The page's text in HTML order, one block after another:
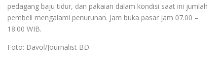
pedagang baju tidur, dan pakaian dalam kondisi saat ini jumlah
pembeli mengalami penurunan. Jam buka pasar jam 07.00 –
18.00 WIB.
Foto: Davol/Journalist BD